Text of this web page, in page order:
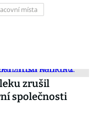
místa
zrušil
společnosti